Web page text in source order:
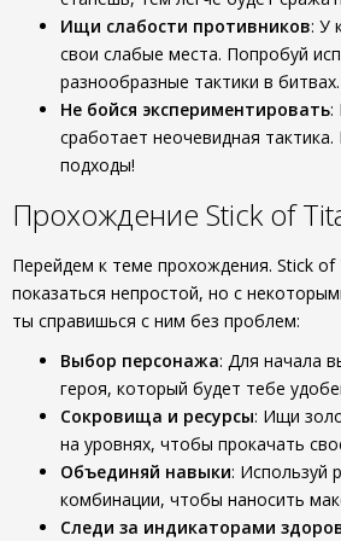
Ищи слабости противников: У
свои слабые места. Попробуй
разнообразные тактики в битвах.
Не бойся экспериментировать:
сработает неочевидная
подходы!
Прохождение Stick of
Перейдем к теме прохождения. Stick
показаться непростой, но с
ты справишься с ним без проблем:
Выбор персонажа: Для начала
героя, который будет тебе
Сокровища и ресурсы: Ищи
на уровнях, чтобы прокачать
Объединяй навыки: Используй
комбинации, чтобы наносить
Следи за индикаторами